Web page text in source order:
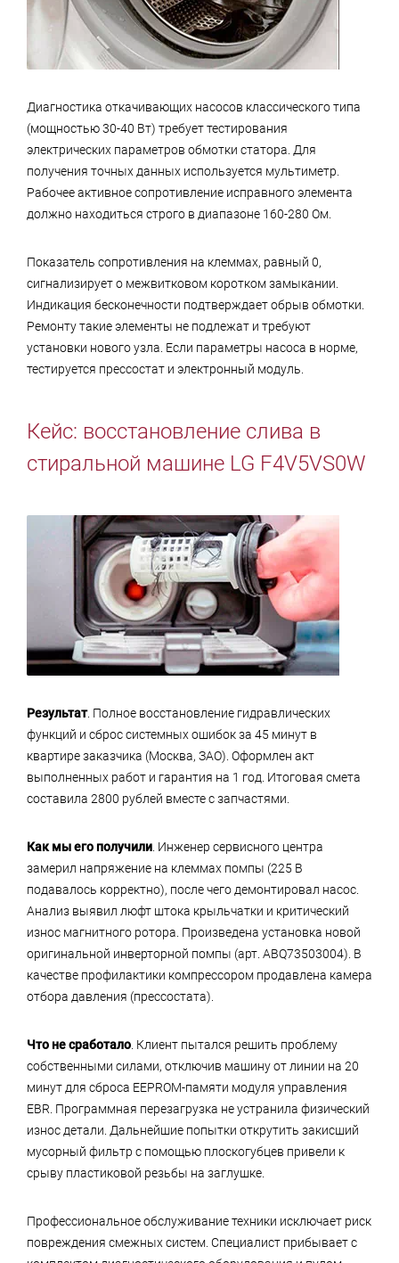
Диагностика откачивающих насосов классического типа
(мощностью 30-40 Вт) требует тестирования
электрических параметров обмотки статора. Для
получения точных данных используется мультиметр.
Рабочее активное сопротивление исправного элемента
должно находиться строго в диапазоне 160-280 Ом.
Показатель сопротивления на клеммах, равный 0,
сигнализирует о межвитковом коротком замыкании.
Индикация бесконечности подтверждает обрыв обмотки.
Ремонту такие элементы не подлежат и требуют
установки нового узла. Если параметры насоса в норме,
тестируется прессостат и электронный модуль.
Кейс: восстановление слива в
стиральной машине LG F4V5VS0W
Результат. Полное восстановление гидравлических
функций и сброс системных ошибок за 45 минут в
квартире заказчика (Москва, ЗАО). Оформлен акт
выполненных работ и гарантия на 1 год. Итоговая смета
составила 2800 рублей вместе с запчастями.
Как мы его получили . Инженер сервисного центра
замерил напряжение на клеммах помпы (225 В
подавалось корректно), после чего демонтировал насос.
Анализ выявил люфт штока крыльчатки и критический
износ магнитного ротора. Произведена установка новой
оригинальной инверторной помпы (арт. ABQ73503004). В
качестве профилактики компрессором продавлена камера
отбора давления (прессостата).
Что не сработало . Клиент пытался решить проблему
собственными силами, отключив машину от линии на 20
минут для сброса EEPROM-памяти модуля управления
EBR. Программная перезагрузка не устранила физический
износ детали. Дальнейшие попытки открутить закисший
мусорный фильтр с помощью плоскогубцев привели к
срыву пластиковой резьбы на заглушке.
Профессиональное обслуживание техники исключает риск
повреждения смежных систем. Специалист прибывает с